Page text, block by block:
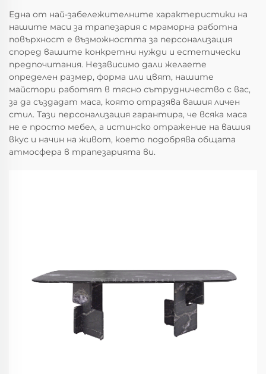
Една от най-забележителните характеристики на
нашите маси за трапезария с мраморна работна
повърхност е възможността за персонализация
според вашите конкретни нужди и естетически
предпочитания. Независимо дали желаете
определен размер, форма или цвят, нашите
майстори работят в тясно сътрудничество с вас,
за да създадат маса, която отразява вашия личен
стил. Тази персонализация гарантира, че всяка маса
не е просто мебел, а истинско отражение на вашия
вкус и начин на живот, което подобрява общата
атмосфера в трапезарията ви.